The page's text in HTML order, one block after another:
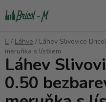
na
Domů
/ Láhve / Láhev Slivovice
meruňka s lístkem
Láhev
0.50